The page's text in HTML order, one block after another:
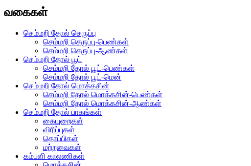
வகைகள்
செம்மறி தோல் செருப்பு
செம்மறி செருப்பு-பெண்கள்
செம்மறி செருப்பு-ஆண்கள்
செம்மறி தோல் பூட்
செம்மறி தோல் பூட்-பெண்கள்
செம்மறி தோல் பூட்-மென்
செம்மறி தோல் மொக்கசின்
செம்மறி தோல் மொக்கசின்-பெண்கள்
செம்மறி தோல் மொக்கசின்-ஆண்கள்
செம்மறி தோல் பாகங்கள்
கையுறைகள்
விரிப்புகள்
தொப்பிகள்
மற்றவைகள்
கம்பளி காலணிகள்